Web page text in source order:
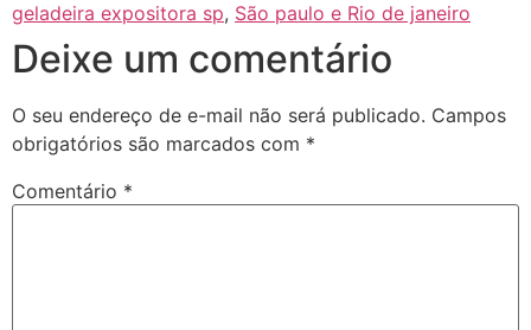
geladeira expositora sp, São paulo e Rio de janeiro
Deixe um comentário
O seu endereço de e-mail não será publicado. Campos
obrigatórios são marcados com *
Comentário *